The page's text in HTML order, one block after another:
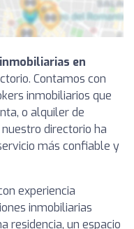
en
Contamos con
inmobiliarios que
o alquiler de
directorio ha
más confiable y
experiencia
inmobiliarias
residencia, un espacio